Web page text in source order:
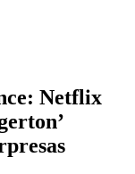
Netflix